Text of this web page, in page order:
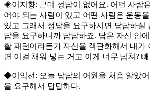
◈이지향: 근데 정답이 없어요. 어떤 사람
어야 되는 사람이 있고 어떤 사람은 운동을
있고 그래서 정답을 요구하시면 답답하실
답을 요구하니까 답답하죠. 답은 자신 안
활 패턴이라든가 자신을 객관화해서 내가
면 이걸 채워 넣는 거고 이게 너무 넘쳐?
◆이익선: 오늘 답답의 어원을 처음 알았
을 요구해서 답답하다.